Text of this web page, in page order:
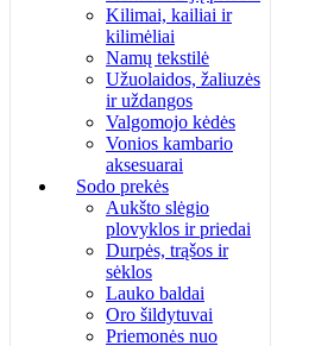
Kilimai, kailiai ir
kilimėliai
Namų tekstilė
Užuolaidos, žaliuzės
ir uždangos
Valgomojo kėdės
Vonios kambario
aksesuarai
Sodo prekės
Aukšto slėgio
plovyklos ir priedai
Durpės, trąšos ir
sėklos
Lauko baldai
Oro šildytuvai
Priemonės nuo